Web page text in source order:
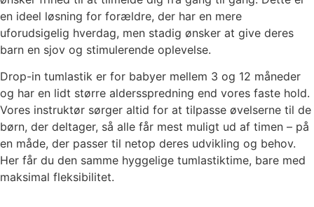
en ideel løsning for forældre, der har en mere
uforudsigelig hverdag, men stadig ønsker at give deres
barn en sjov og stimulerende oplevelse.
Drop-in tumlastik er for babyer mellem 3 og 12 måneder
og har en lidt større aldersspredning end vores faste hold.
Vores instruktør sørger altid for at tilpasse øvelserne til de
børn, der deltager, så alle får mest muligt ud af timen – på
en måde, der passer til netop deres udvikling og behov.
Her får du den samme hyggelige tumlastiktime, bare med
maksimal fleksibilitet.